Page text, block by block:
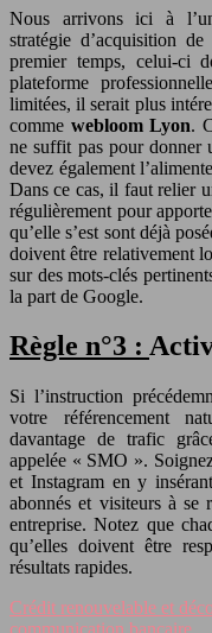
Nous arrivons ici à
stratégie d’acquisition
premier temps, celui-ci
plateforme
limitées, il serait plus
comme webloom Lyon.
ne suffit pas pour donner
devez également
Dans ce cas, il faut relier
régulièrement pour
qu’elle s’est sont déjà
doivent être relativement
sur des mots-clés
la part de Google.
Règle n°3 :
Si l’instruction
votre référencement
davantage de trafic
appelée « SMO ».
et Instagram en y
abonnés et visiteurs à se
entreprise. Notez que
qu’elles doivent être
résultats rapides.
Crédit renouvelable et